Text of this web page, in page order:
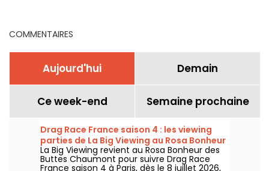
COMMENTAIRES
Aujourd'hui Demain
Ce week-end Semaine prochaine
Drag Race France saison 4 : les viewing
parties de La Big Viewing au Rosa Bonheur
La Big Viewing revient au Rosa Bonheur des
Buttes Chaumont pour suivre Drag Race
France saison 4 à Paris, dès le 8 juillet 2026,